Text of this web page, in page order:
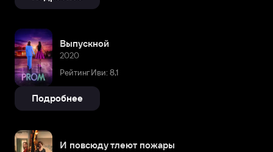
Выпускной
2020
Рейтинг Иви: 8,1
Подробнее
И повсюду тлеют пожары